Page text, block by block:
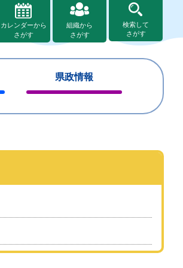
カレンダーから
さがす
組織から
さがす
検索して
さがす
県政情報
じ